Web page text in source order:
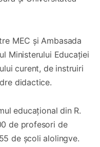
MEC și Ambasada
Ministerului Educației
curent, de instruiri
didactice.
educațional din R.
de profesori de
de școli alolingve.